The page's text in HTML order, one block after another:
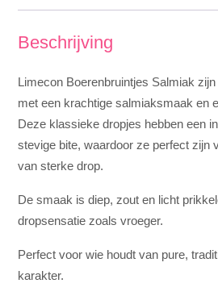
Beschrijving
Limecon Boerenbruintjes Salmiak
met een krachtige salmiaksmaak en
Deze klassieke dropjes hebben een
stevige bite, waardoor ze perfect zijn
van sterke drop.
De smaak is diep, zout en licht
dropsensatie zoals vroeger.
Perfect voor wie houdt van pure,
karakter.